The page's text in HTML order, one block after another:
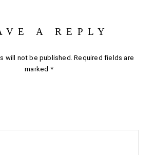
A REPLY
will not be published. Required fields are
marked *